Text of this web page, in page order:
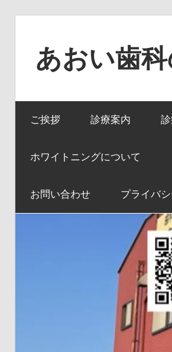
あおい歯
か
ら
身
全
ご挨拶 診療案内
ホワイトニングについて
お問い合わせ プライバ